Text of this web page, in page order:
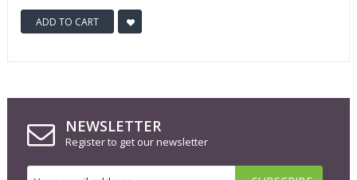
ADD TO CART
NEWSLETTER
Register to get our newsletter